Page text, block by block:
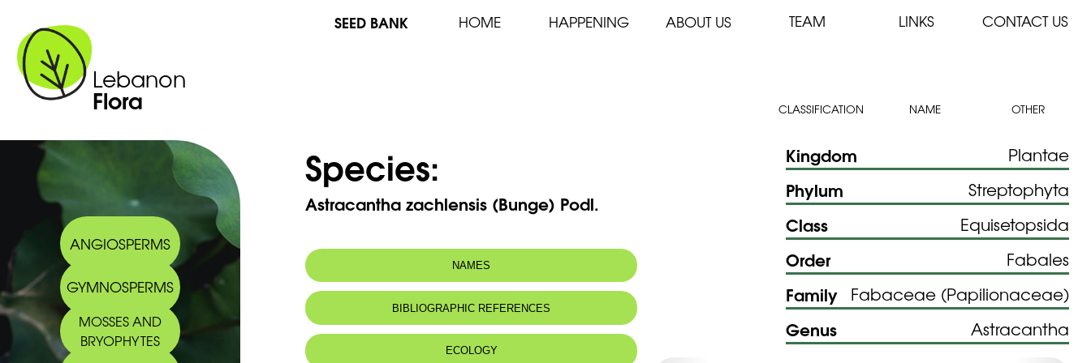
Lebanon
Flora
SEED BANK HOME HAPPENING ABOUT US TEAM LINKS CONTACT US
CLASSIFICATION NAME OTHER
ANGIOSPERMS
GYMNOSPERMS
MOSSES AND
BRYOPHYTES
Species:
Astracantha zachlensis (Bunge) Podl.
NAMES
Astragalus zachlensis Bunge
Arabic name: اسطراغالس زحلة
BIBLIOGRAPHIC REFERENCES
ECOLOGY
Kingdom Plantae
Phylum Streptophyta
Class Equisetopsida
Order Fabales
Family Fabaceae (Papilionaceae)
Genus Astracantha